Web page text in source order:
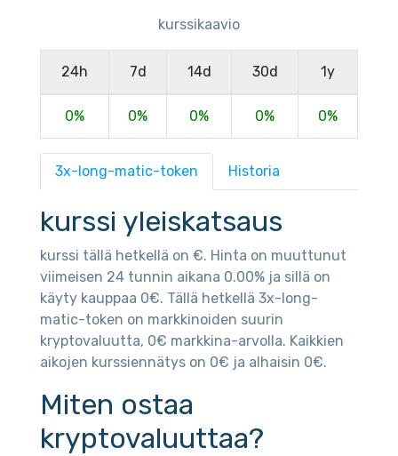
kurssikaavio
24h 7d 14d 30d 1y
0% 0% 0% 0% 0%
3x-long-matic-token Historia
kurssi yleiskatsaus
kurssi tällä hetkellä on €. Hinta on muuttunut
viimeisen 24 tunnin aikana 0.00% ja sillä on
käyty kauppaa 0€. Tällä hetkellä 3x-long-
matic-token on markkinoiden suurin
kryptovaluutta, 0€ markkina-arvolla. Kaikkien
aikojen kurssiennätys on 0€ ja alhaisin 0€.
Miten ostaa
kryptovaluuttaa?